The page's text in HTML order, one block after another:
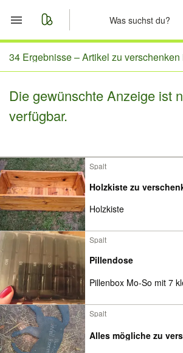
Start
Nachrichten
34 Ergebnisse –Artikel zu
Die gewünschte Anzeige ist
verfügbar.
Spalt
Holzkiste zu
Holzkiste
Spalt
Pillendose
Pillenbox Mo-So mit 7
Spalt
Alles mögliche zu